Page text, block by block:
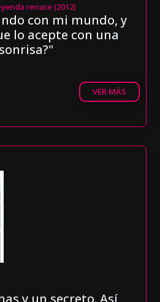
renace (2012)
con mi mundo, y
lo acepte con una
sonrisa?"
VER MÁS